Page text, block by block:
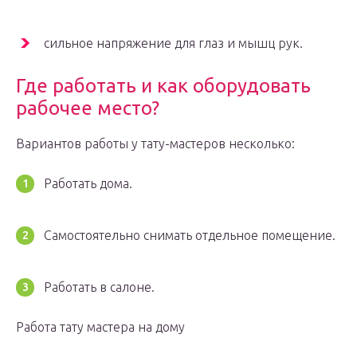
сильное напряжение для глаз и мышц рук.
Где работать и как оборудовать
рабочее место?
Вариантов работы у тату-мастеров несколько:
Работать дома.
Самостоятельно снимать отдельное помещение.
Работать в салоне.
Работа тату мастера на дому